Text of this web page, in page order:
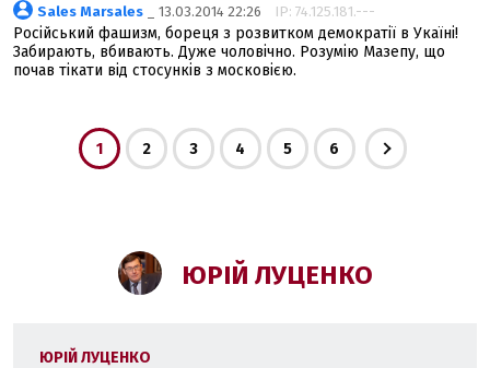
Sales Marsales _ 13.03.2014 22:26 IP: 74.125.181.---
Російський фашизм, бореця з розвитком демократії в Укаїні!
Забирають, вбивають. Дуже чоловічно. Розумію Мазепу, що
почав тікати від стосунків з московією.
1 2 3 4 5 6
ЮРІЙ ЛУЦЕНКО
ЮРІЙ ЛУЦЕНКО